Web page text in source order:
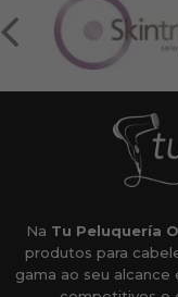
Na Tu Peluquería
produtos para
gama ao seu